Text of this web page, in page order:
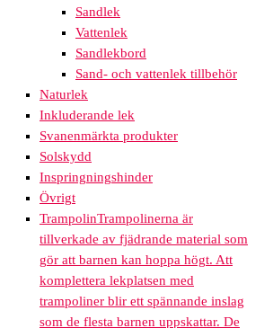
Sandlek
Vattenlek
Sandlekbord
Sand- och vattenlek tillbehör
Naturlek
Inkluderande lek
Svanenmärkta produkter
Solskydd
Inspringningshinder
Övrigt
TrampolinTrampolinerna är
tillverkade av fjädrande material som
gör att barnen kan hoppa högt. Att
komplettera lekplatsen med
trampoliner blir ett spännande inslag
som de flesta barnen uppskattar. De